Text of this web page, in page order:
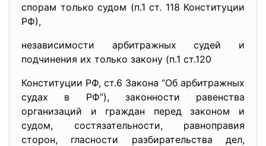
спорам только судом (п.1 ст. 118 Конституции
РФ),
независимости арбитражных судей и
подчинения их только закону (п.1 ст.120
Конституции РФ, ст.6 Закона “Об арбитражных
судах в РФ”), законности равенства
организаций и граждан перед законом и
судом, состязательности, равноправия
сторон, гласности разбирательства дел,